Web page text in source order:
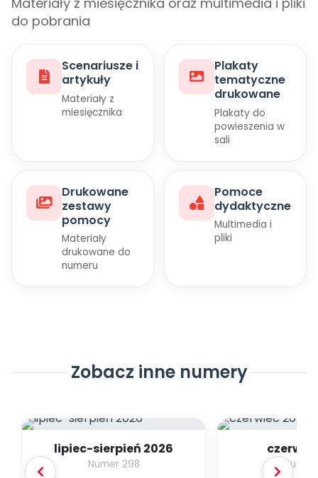
Archiwalne numery
Promocje
do pobrania
Scenariusze i
artykuły
Materiały z
miesięcznika
Plakaty
tematyczne
drukowane
Plakaty do
powieszenia w
sali
Drukowane
zestawy
pomocy
Materiały
drukowane do
numeru
Pomoce
dydaktyczne
Multimedia i
pliki
Zobacz inne numery
lipiec-sierpień 2026
Numer 298